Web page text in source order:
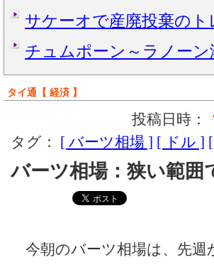
サケーオで産廃投棄の
チュムポーン～ラノー
タイ通【 経済 】
投稿日時：
タグ： [ バーツ相場 ] [ ドル ]
バーツ相場：狭い範囲
今朝のバーツ相場は、先週